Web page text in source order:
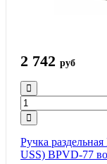
2 742 руб
Ручка
USS) BPVD-77